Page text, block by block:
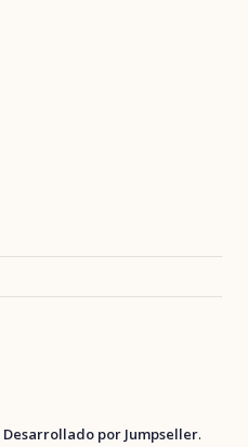
Desarrollado por Jumpseller.